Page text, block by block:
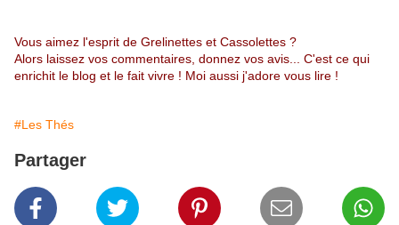
Vous aimez l'esprit de Grelinettes et Cassolettes ?
Alors laissez vos commentaires, donnez vos avis... C'est ce qui
enrichit le blog et le fait vivre ! Moi aussi j'adore vous lire !
#Les Thés
Partager